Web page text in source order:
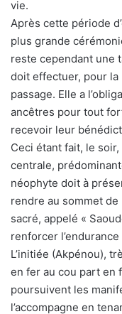
vie.
Après cette période
plus grande
reste cependant une
doit effectuer, pour
passage. Elle a
ancêtres pour tout
recevoir leur
Ceci étant fait, le
centrale,
néophyte doit à
rendre au sommet
sacré, appelé «
renforcer
L’initiée (Akpénou),
en fer au cou part en
poursuivent les
l’accompagne en